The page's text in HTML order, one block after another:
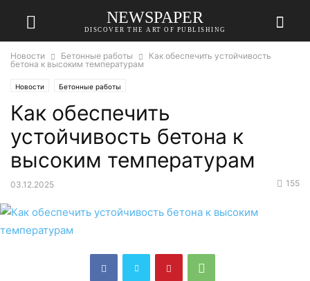
NEWSPAPER
DISCOVER THE ART OF PUBLISHING
Новости Бетонные работы
Как обеспечить устойчивость
бетона к высоким температурам
Новости Бетонные работы
Как обеспечить
устойчивость бетона к
высоким температурам
03.12.2025 155